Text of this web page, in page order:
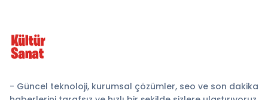
- Güncel teknoloji, kurumsal çözümler, seo ve son dakika